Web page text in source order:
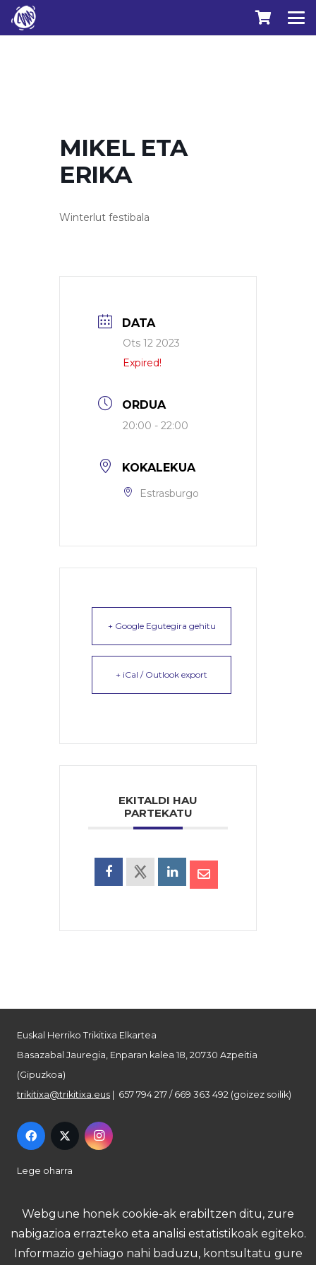
MIKEL ETA
ERIKA
Winterlut festibala
DATA
Ots 12 2023
Expired!
ORDUA
20:00 - 22:00
KOKALEKUA
Estrasburgo
+ Google Egutegira gehitu
+ iCal / Outlook export
EKITALDI HAU
PARTEKATU
Euskal Herriko Trikitixa Elkartea
Basazabal Jauregia, Enparan kalea 18, 20730 Azpeitia
(Gipuzkoa)
trikitixa@trikitixa.eus | 657 794 217 / 669 363 492 (goizez soilik)
Lege oharra
Pribatutasun politika
Webgune honek cookie-ak erabiltzen ditu, zure
nabigazioa errazteko eta analisi estatistikoak egiteko.
Informazio gehiago nahi baduzu, kontsultatu gure